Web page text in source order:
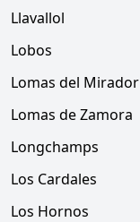
Llavallol
Lobos
Lomas del Mirador
Lomas de Zamora
Longchamps
Los Cardales
Los Hornos